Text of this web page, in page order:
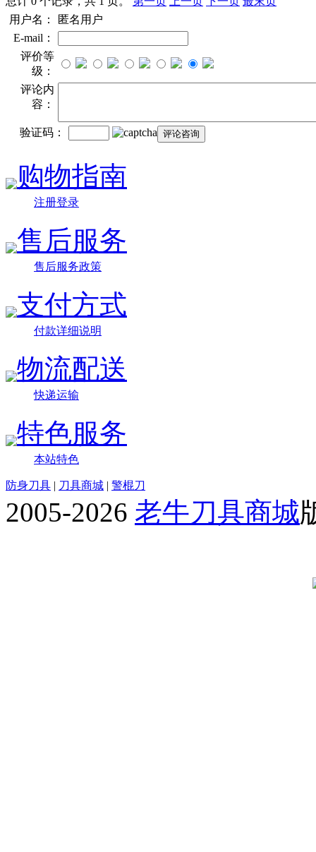
用户名：
匿名用户
E-mail：
评价等
级：
评论内
容：
验证码：
购物指南
注册登录
售后服务
售后服务政策
支付方式
付款详细说明
物流配送
快递运输
特色服务
本站特色
防身刀具 | 刀具商城 | 警棍刀
2005-2026 老牛刀具商城